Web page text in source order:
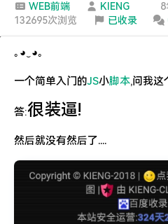
遇见一个沙雕汽车人.
WEB前端 KIENG
132695次浏览
已收录
｡◕‿◕｡
一个简单入门的JS小脚本,问我这
答:很装逼!
然后就没有然后了....